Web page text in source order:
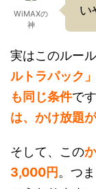
WiMAXの
神
い
実はこのルール
ルトラパック
も同じ条件です
は、かけ放題
そして、この
3,000円 。つ